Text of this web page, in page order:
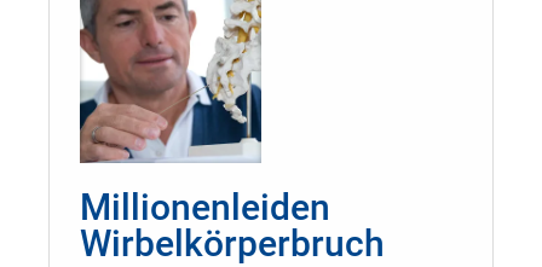
Millionenleiden
Wirbelkörperbruch